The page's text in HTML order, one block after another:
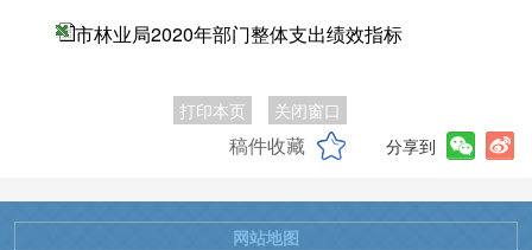
市林业局2020年部门整体支出绩效指标
打印本页 关闭窗口
稿件收藏 分享到
网站地图